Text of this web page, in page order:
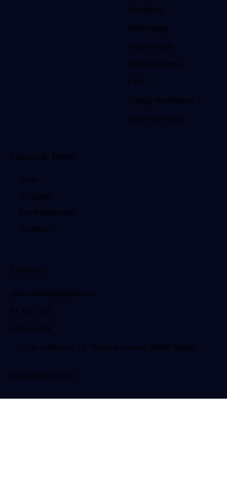
Ortodoncia
Odontología
Implantología
Blanqueamiento
GBT
Cirugía maxilofacial
Apnea del Sueño
Enlaces de Interés
Inicio
El Equipo
Las Instalaciones
Contacto
Contacto
prinz13dental@gmail.com
91 326 1728
648 149 424
C. de la Princesa, 13, Moncloa Aravaca, 28008 Madrid
Prinz Dental © 2026.